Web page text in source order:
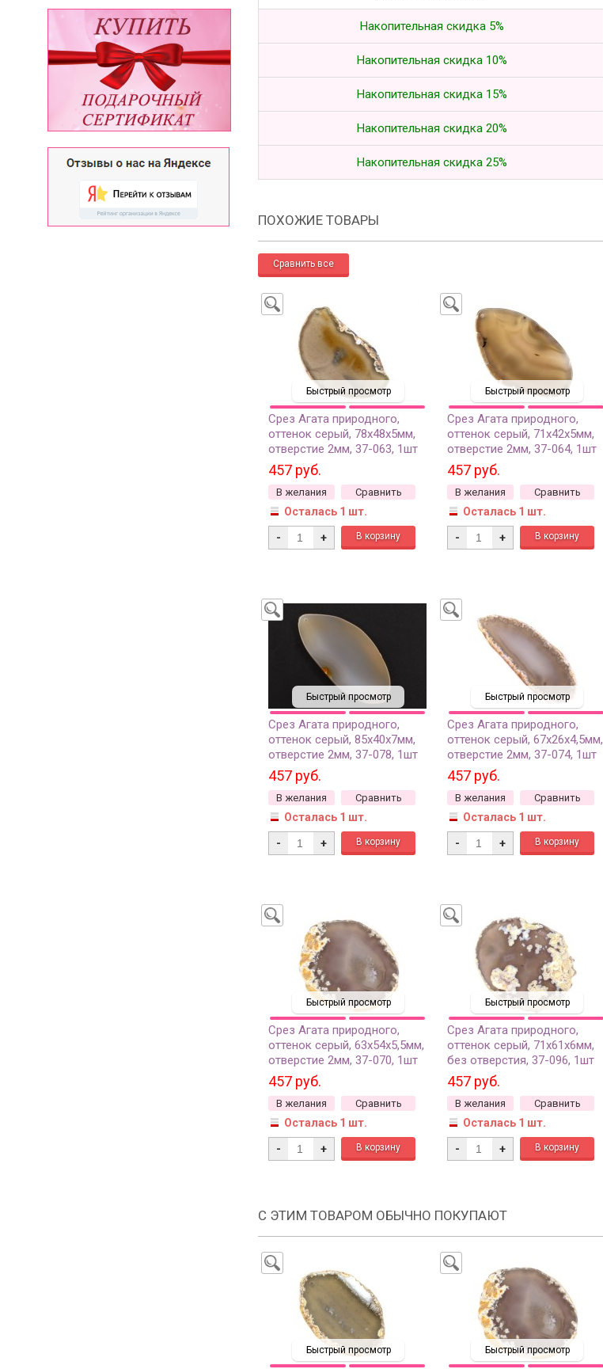
Накопительная скидка 5%
Накопительная скидка 10%
Накопительная скидка 15%
Накопительная скидка 20%
Накопительная скидка 25%
ПОХОЖИЕ ТОВАРЫ
Быстрый просмотр
Срез Агата природного,
оттенок серый, 78х48х5мм,
отверстие 2мм, 37-063, 1шт
457 руб.
В желания Сравнить
Осталась 1 шт.
- +
Быстрый просмотр
Срез Агата природного,
оттенок серый, 71х42х5мм,
отверстие 2мм, 37-064, 1шт
457 руб.
В желания Сравнить
Осталась 1 шт.
- +
Быстрый просмотр
Срез Агата природного,
оттенок серый, 85х40х7мм,
отверстие 2мм, 37-078, 1шт
457 руб.
В желания Сравнить
Осталась 1 шт.
- +
Быстрый просмотр
Срез Агата природного,
оттенок серый, 67х26х4,5мм,
отверстие 2мм, 37-074, 1шт
457 руб.
В желания Сравнить
Осталась 1 шт.
- +
Быстрый просмотр
Срез Агата природного,
оттенок серый, 63х54х5,5мм,
отверстие 2мм, 37-070, 1шт
457 руб.
В желания Сравнить
Осталась 1 шт.
- +
Быстрый просмотр
Срез Агата природного,
оттенок серый, 71х61х6мм,
без отверстия, 37-096, 1шт
457 руб.
В желания Сравнить
Осталась 1 шт.
- +
С ЭТИМ ТОВАРОМ ОБЫЧНО ПОКУПАЮТ
Быстрый просмотр Быстрый просмотр